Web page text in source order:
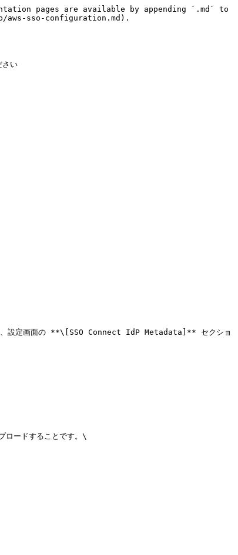
pages are available by appending `.md` to
sso-configuration.md).
い
、設定画面の **\[SSO Connect IdP Metadata]** セクショ
ロードすることです。\